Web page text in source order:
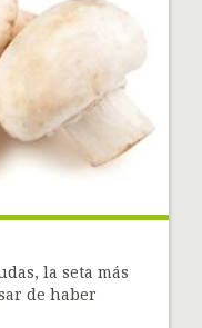
la seta más
de haber